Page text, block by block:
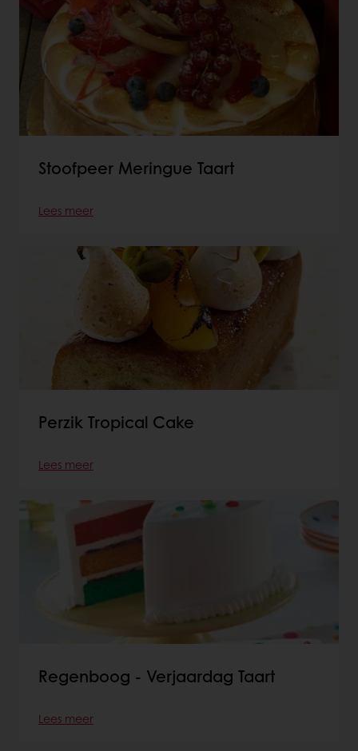
Stoofpeer Meringue Taart
Lees meer
Perzik Tropical Cake
Lees meer
Regenboog - Verjaardag Taart
Lees meer